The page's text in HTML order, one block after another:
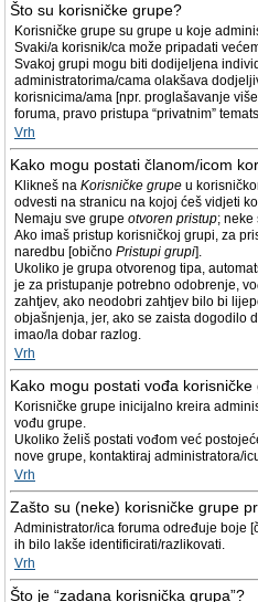
Što su korisničke grupe?
Korisničke grupe su grupe u koje
Svaki/a korisnik/ca može pripadati
Svakoj grupi mogu biti dodijeljena
administratorima/cama olakšava
korisnicima/ama [npr. proglašavanje
foruma, pravo pristupa “privatnim”
Vrh
Kako mogu postati članom/icom
Klikneš na Korisničke grupe u
odvesti na stranicu na kojoj ćeš vidjeti
Nemaju sve grupe otvoren pristup; neke
Ako imaš pristup korisničkoj grupi, za
naredbu [obično Pristupi grupi].
Ukoliko je grupa otvorenog tipa,
je za pristupanje potrebno odobrenje,
zahtjev, ako neodobri zahtjev bilo bi
objašnjenja, jer, ako se zaista dogodilo
imao/la dobar razlog.
Vrh
Kako mogu postati vođa korisničke
Korisničke grupe inicijalno kreira
vođu grupe.
Ukoliko želiš postati vođom već
nove grupe, kontaktiraj administratora/
Vrh
Zašto su (neke) korisničke grupe
Administrator/ica foruma određuje boje
ih bilo lakše identificirati/razlikovati.
Vrh
Što je “zadana korisnička grupa”?